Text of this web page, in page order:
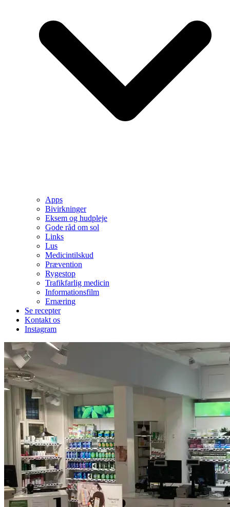
Apps
Bivirkninger
Eksem og hudpleje
Gode råd om sol
Links
Lus
Medicintilskud
Prævention
Rygestop
Trafikfarlig medicin
Informationsfilm
Ernæring
Se recepter
Kontakt os
Instagram